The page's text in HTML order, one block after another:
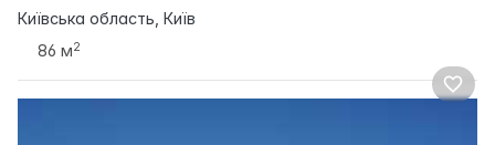
Київська область, Київ
86 м2